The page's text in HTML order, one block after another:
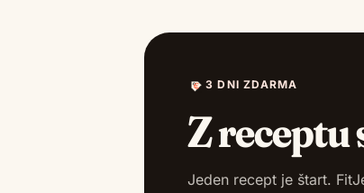
3 DNI ZDARMA
Z receptu
Jeden recept je štart.